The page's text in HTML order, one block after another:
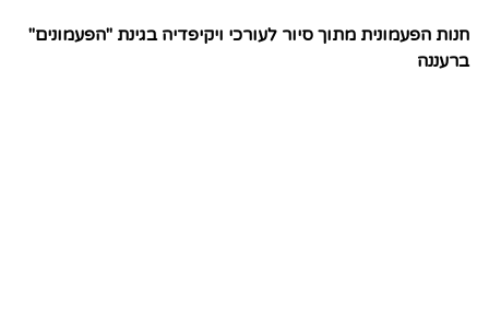
חנות הפעמונית מתוך סיור לעורכי ויקיפדיה בגינת "הפעמונים"
ברעננה